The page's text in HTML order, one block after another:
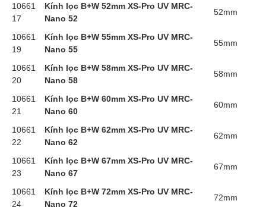
10661
17
Kính lọc B+W 52mm XS-Pro UV MRC-
Nano 52
52mm
10661
19
Kính lọc B+W 55mm XS-Pro UV MRC-
Nano 55
55mm
10661
20
Kính lọc B+W 58mm XS-Pro UV MRC-
Nano 58
58mm
10661
21
Kính lọc B+W 60mm XS-Pro UV MRC-
Nano 60
60mm
10661
22
Kính lọc B+W 62mm XS-Pro UV MRC-
Nano 62
62mm
10661
23
Kính lọc B+W 67mm XS-Pro UV MRC-
Nano 67
67mm
10661
24
Kính lọc B+W 72mm XS-Pro UV MRC-
Nano 72
72mm